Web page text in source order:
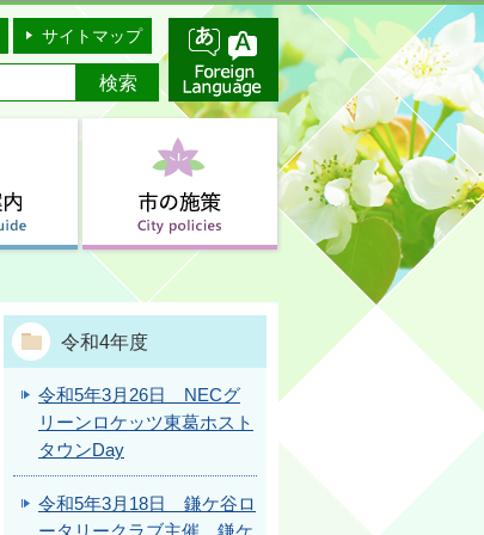
サイトマップ
令和4年度
令和5年3月26日 NECグ
リーンロケッツ東葛ホスト
タウンDay
令和5年3月18日 鎌ケ谷ロ